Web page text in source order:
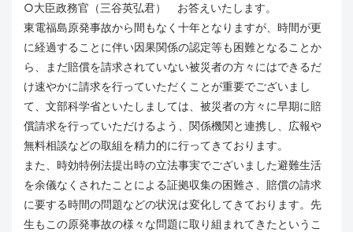
○大臣政務官（三谷英弘君） お答えいたします。
東電福島原発事故から間もなく十年となりますが、時間が更
に経過することに伴い因果関係の認定等も困難となることか
ら、まだ賠償を請求されていない被災者の方々にはできるだ
け速やかに請求を行っていただくことが重要でございまし
て、文部科学省といたしましては、被災者の方々に早期に賠
償請求を行っていただけるよう、関係機関と連携し、広報や
無料相談などの取組を精力的に行ってきております。
また、時効特例法提出時の立法事実でございました避難生活
を余儀なくされたことによる証拠収集の困難さ、賠償の請求
に要する時間の問題などの状況は変化してきております。先
生もこの原発事故の様々な問題に取り組まれてきたというこ